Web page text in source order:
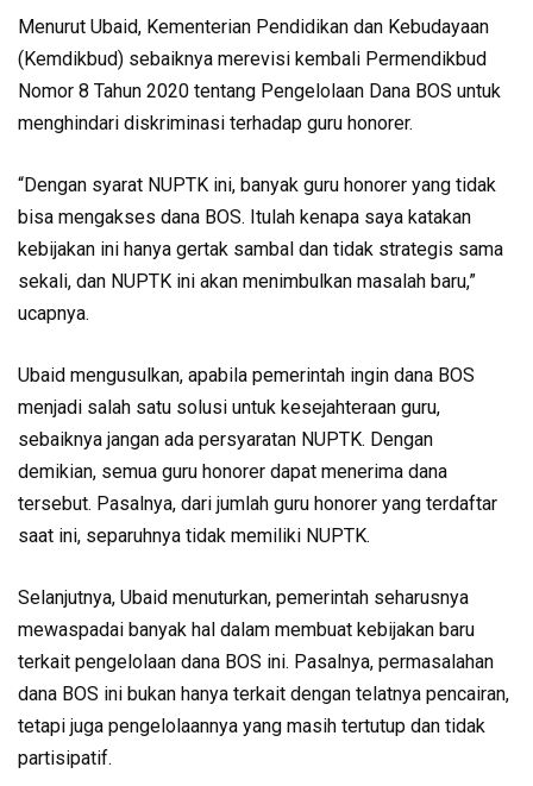
Menurut Ubaid, Kementerian Pendidikan dan Kebudayaan
(Kemdikbud) sebaiknya merevisi kembali Permendikbud
Nomor 8 Tahun 2020 tentang Pengelolaan Dana BOS untuk
menghindari diskriminasi terhadap guru honorer.
“Dengan syarat NUPTK ini, banyak guru honorer yang tidak
bisa mengakses dana BOS. Itulah kenapa saya katakan
kebijakan ini hanya gertak sambal dan tidak strategis sama
sekali, dan NUPTK ini akan menimbulkan masalah baru,”
ucapnya.
Ubaid mengusulkan, apabila pemerintah ingin dana BOS
menjadi salah satu solusi untuk kesejahteraan guru,
sebaiknya jangan ada persyaratan NUPTK. Dengan
demikian, semua guru honorer dapat menerima dana
tersebut. Pasalnya, dari jumlah guru honorer yang terdaftar
saat ini, separuhnya tidak memiliki NUPTK.
Selanjutnya, Ubaid menuturkan, pemerintah seharusnya
mewaspadai banyak hal dalam membuat kebijakan baru
terkait pengelolaan dana BOS ini. Pasalnya, permasalahan
dana BOS ini bukan hanya terkait dengan telatnya pencairan,
tetapi juga pengelolaannya yang masih tertutup dan tidak
partisipatif.